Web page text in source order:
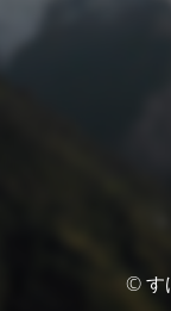
© す